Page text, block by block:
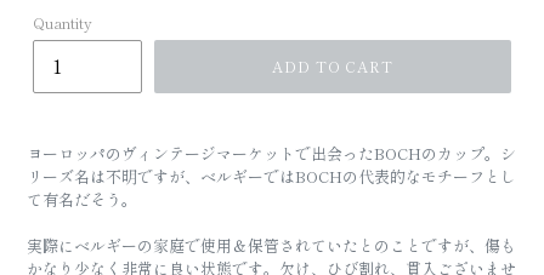
Quantity
ADD TO CART
ヨーロッパのヴィンテージマーケットで出会ったBOCHのカップ。シ
リーズ名は不明ですが、ベルギーではBOCHの代表的なモチーフとし
て有名だそう。
実際にベルギーの家庭で使用＆保管されていたとのことですが、傷も
かなり少なく非常に良い状態です。 欠け、ひび割れ、貫入ございませ